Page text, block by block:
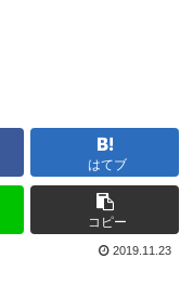
はてブ
コピー
2019.11.23